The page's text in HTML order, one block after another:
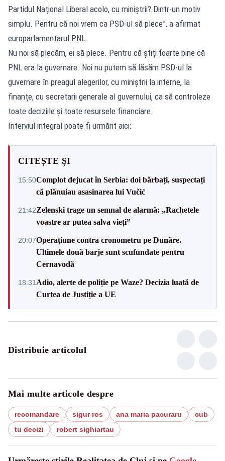
Partidul Național Liberal acolo, cu miniștrii? Dintr-un motiv
simplu. Pentru că noi vrem ca PSD-ul să plece”, a afirmat
europarlamentarul PNL.
Nu noi să plecăm, ei să plece. Pentru că știți foarte bine că
PNL era la guvernare. Noi nu putem să lăsăm PSD-ul la
guvernare în preagul alegerilor, cu miniștrii la interne, la
finanțe, cu secretarii generale al guvernului, ca să controleze
toate deciziile și toate resursele financiare.
Interviul integral poate fi urmărit aici:
CITEȘTE ȘI
15:50Complot dejucat în Serbia: doi bărbați, suspectați
că plănuiau asasinarea lui Vučić
21:42Zelenski trage un semnal de alarmă: „Rachetele
voastre ar putea salva vieți”
20:07Operațiune contra cronometru pe Dunăre.
Ultimele două barje sunt scufundate pentru
Cernavodă
18:31 Adio, alerte de poliție pe Waze? Decizia luată de
Curtea de Justiție a UE
Distribuie articolul
Mai multe articole despre
recomandare sigur ros ana maria pacuraru
cub
tu decizi
robert sighiartau